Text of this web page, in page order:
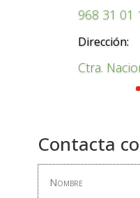
968 31 01
Dirección:
Ctra.
Contacta